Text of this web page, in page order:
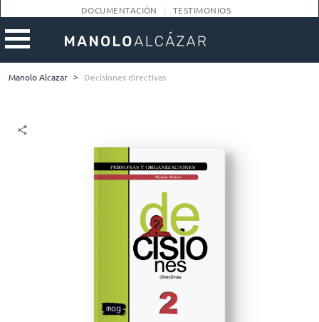
DOCUMENTACIÓN TESTIMONIOS
Manolo Alcazar > Decisiones directivas